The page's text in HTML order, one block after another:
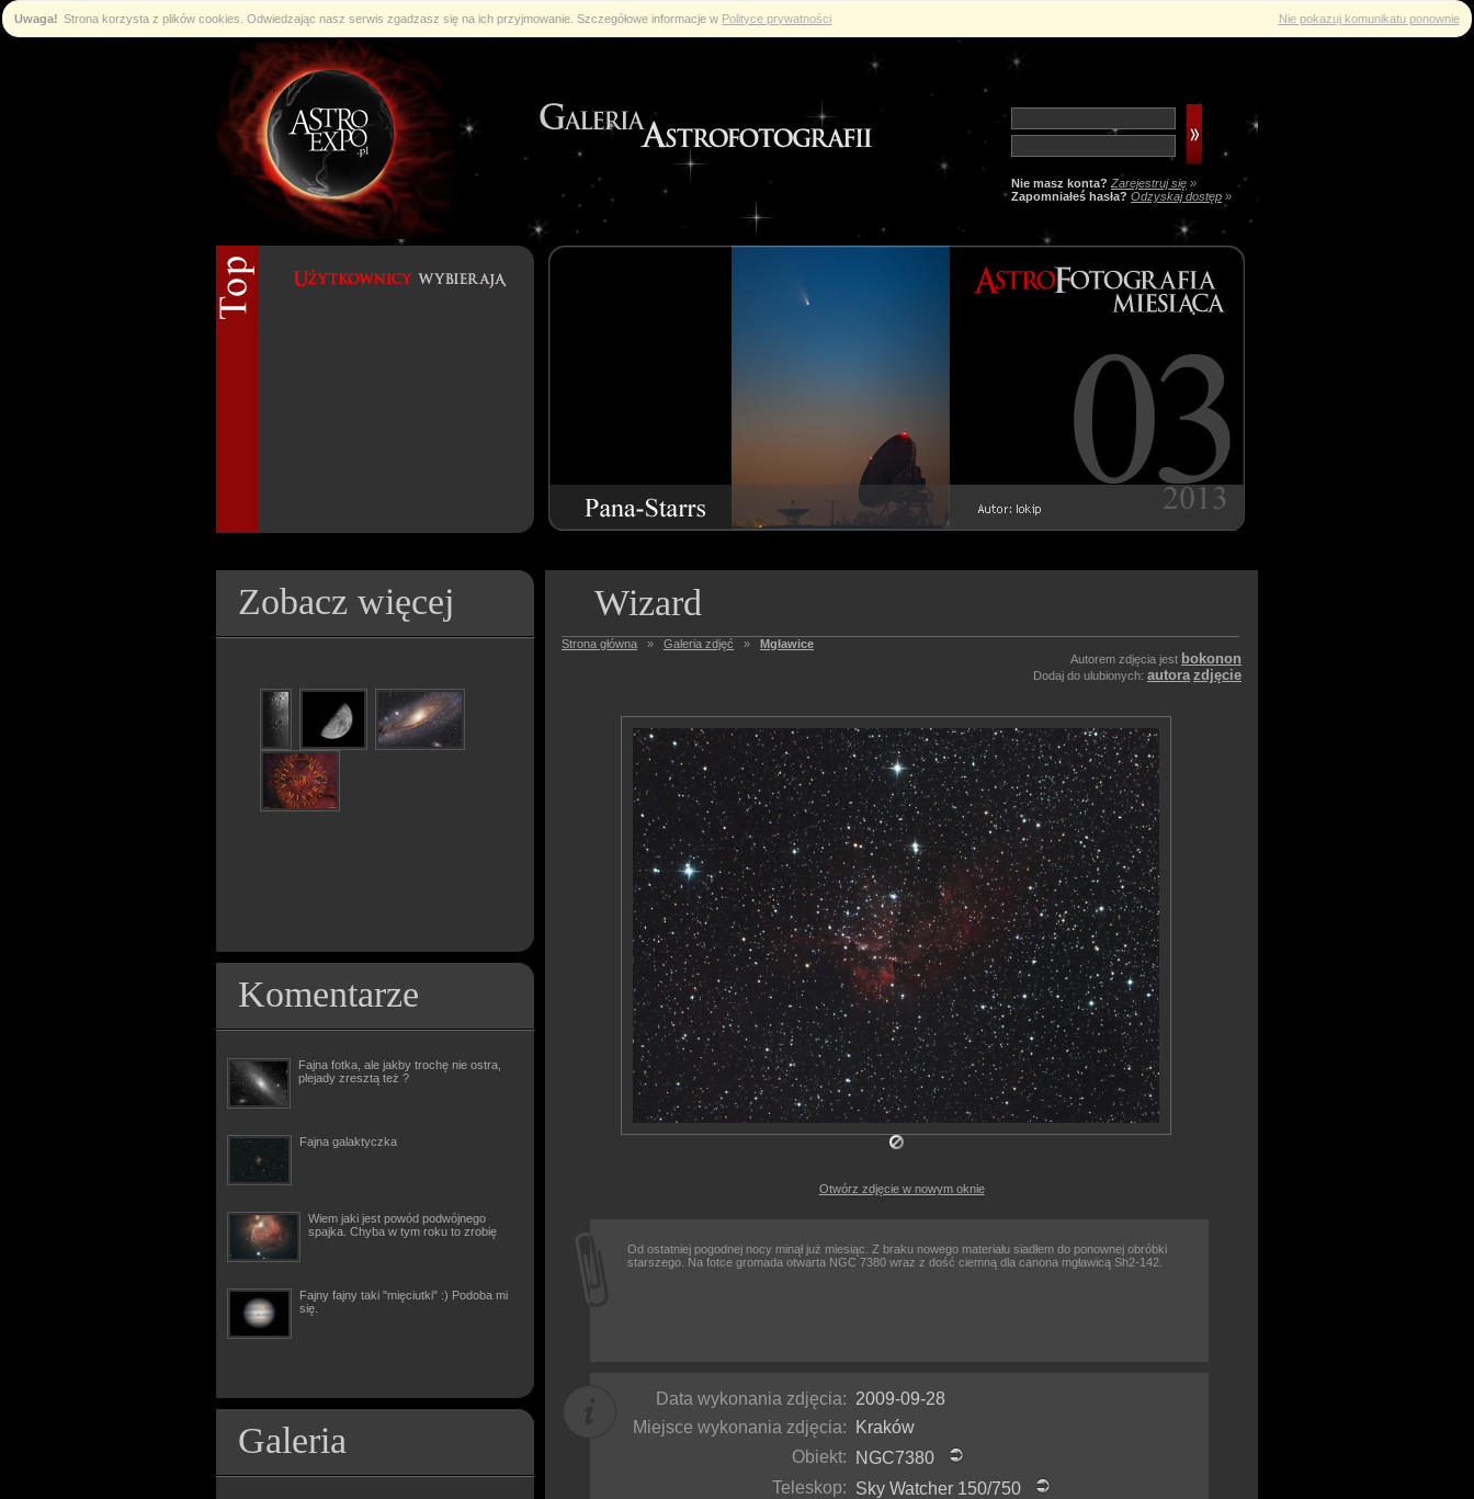
Uwaga! Strona korzysta z plików cookies. Odwiedzając nasz serwis zgadzasz się na ich przyjmowanie. Szczegółowe informacje w Polityce prywatności Nie pokazuj komunikatu ponownie
Nie masz konta? Zarejestruj się »
Zapomniałeś hasła? Odzyskaj dostęp »
Zobacz więcej
Komentarze
Fajna fotka, ale jakby trochę nie ostra,
plejady zresztą też ?
Fajna galaktyczka
Wiem jaki jest powód podwójnego
spajka. Chyba w tym roku to zrobię
Fajny fajny taki "mięciutki" :) Podoba mi
się.
Galeria
Wizard
Strona główna » Galeria zdjęć » Mgławice
Autorem zdjęcia jest bokonon
Dodaj do ulubionych: autora zdjęcie
Otwórz zdjęcie w nowym oknie
Od ostatniej pogodnej nocy minął już miesiąc. Z braku nowego materiału siadłem do ponownej obróbki
starszego. Na fotce gromada otwarta NGC 7380 wraz z dość ciemną dla canona mgławicą Sh2-142.
Data wykonania zdjęcia: 2009-09-28
Miejsce wykonania zdjęcia:
Kraków
Obiekt:
NGC7380
Teleskop: Sky Watcher 150/750